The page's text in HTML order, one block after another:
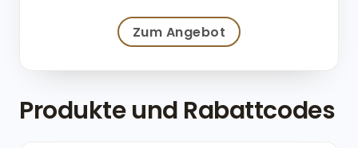
Zum Angebot
Produkte und Rabattcodes